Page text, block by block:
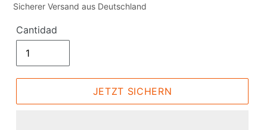
Sicherer Versand aus Deutschland
Cantidad
JETZT SICHERN